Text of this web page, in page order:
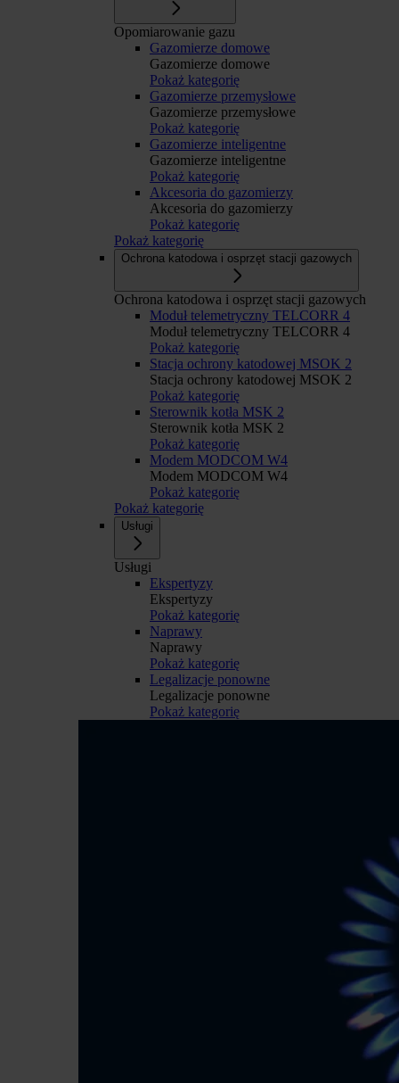
Opomiarowanie gazu
Gazomierze domowe
Gazomierze domowe
Pokaż kategorię
Gazomierze przemysłowe
Gazomierze przemysłowe
Pokaż kategorię
Gazomierze inteligentne
Gazomierze inteligentne
Pokaż kategorię
Akcesoria do gazomierzy
Akcesoria do gazomierzy
Pokaż kategorię
Pokaż kategorię
Ochrona katodowa i osprzęt stacji gazowych
Ochrona katodowa i osprzęt stacji gazowych
Moduł telemetryczny TELCORR 4
Moduł telemetryczny TELCORR 4
Pokaż kategorię
Stacja ochrony katodowej MSOK 2
Stacja ochrony katodowej MSOK 2
Pokaż kategorię
Sterownik kotła MSK 2
Sterownik kotła MSK 2
Pokaż kategorię
Modem MODCOM W4
Modem MODCOM W4
Pokaż kategorię
Pokaż kategorię
Usługi
Usługi
Ekspertyzy
Ekspertyzy
Pokaż kategorię
Naprawy
Naprawy
Pokaż kategorię
Legalizacje ponowne
Legalizacje ponowne
Pokaż kategorię